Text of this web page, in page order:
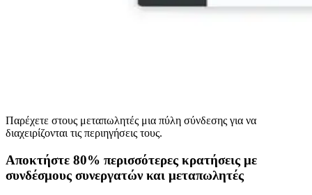
Παρέχετε στους μεταπωλητές μια πύλη σύνδεσης για να
διαχειρίζονται τις περιηγήσεις τους.
Αποκτήστε 80% περισσότερες κρατήσεις με
συνδέσμους συνεργατών και μεταπωλητές